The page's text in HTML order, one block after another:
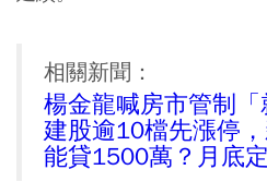
相關新聞：
楊金龍喊房市管制
建股逾10檔先漲停
能貸1500萬？月底